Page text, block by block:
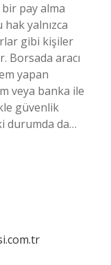
pay alma
yalnızca
gibi kişiler
Borsada aracı
yapan
veya banka ile
güvenlik
durumda da…